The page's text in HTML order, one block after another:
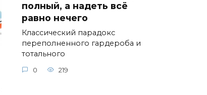
полный, а надеть всё
равно нечего
Классический парадокс
переполненного гардероба и
тотального
0 219